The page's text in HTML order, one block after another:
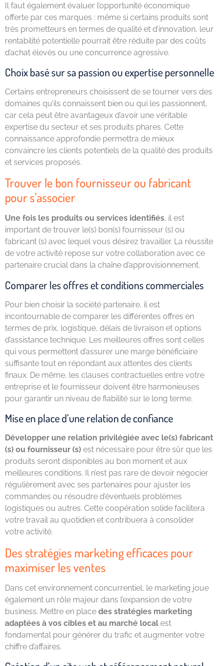
Il faut également évaluer l’opportunité économique
offerte par ces marques : même si certains produits sont
très prometteurs en termes de qualité et d’innovation, leur
rentabilité potentielle pourrait être réduite par des coûts
d’achat élevés ou une concurrence agressive.
Choix basé sur sa passion ou expertise personnelle
Certains entrepreneurs choisissent de se tourner vers des
domaines qu’ils connaissent bien ou qui les passionnent,
car cela peut être avantageux d’avoir une véritable
expertise du secteur et ses produits phares. Cette
connaissance approfondie permettra de mieux
convaincre les clients potentiels de la qualité des produits
et services proposés.
Trouver le bon fournisseur ou fabricant
pour s’associer
Une fois les produits ou services identifiés, il est
important de trouver le(s) bon(s) fournisseur (s) ou
fabricant (s) avec lequel vous désirez travailler. La réussite
de votre activité repose sur votre collaboration avec ce
partenaire crucial dans la chaîne d’approvisionnement.
Comparer les offres et conditions commerciales
Pour bien choisir la société partenaire, il est
incontournable de comparer les différentes offres en
termes de prix, logistique, délais de livraison et options
d’assistance technique. Les meilleures offres sont celles
qui vous permettent d’assurer une marge bénéficiaire
suffisante tout en répondant aux attentes des clients
finaux. De même, les clauses contractuelles entre votre
entreprise et le fournisseur doivent être harmonieuses
pour garantir un niveau de fiabilité sur le long terme.
Mise en place d’une relation de confiance
Développer une relation privilégiée avec le(s) fabricant
(s) ou fournisseur (s) est nécessaire pour être sûr que les
produits seront disponibles au bon moment et aux
meilleures conditions. Il n’est pas rare de devoir négocier
régulièrement avec ses partenaires pour ajuster les
commandes ou résoudre d’éventuels problèmes
logistiques ou autres. Cette coopération solide facilitera
votre travail au quotidien et contribuera à consolider
votre activité.
Des stratégies marketing efficaces pour
maximiser les ventes
Dans cet environnement concurrentiel, le marketing joue
également un rôle majeur dans l’expansion de votre
business. Mettre en place des stratégies marketing
adaptées à vos cibles et au marché local est
fondamental pour générer du trafic et augmenter votre
chiffre d’affaires.